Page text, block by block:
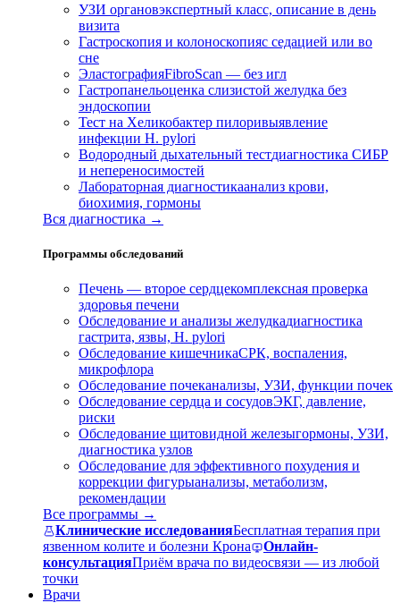
УЗИ органовэкспертный класс, описание в день
визита
Гастроскопия и колоноскопияс седацией или во
сне
ЭластографияFibroScan — без игл
Гастропанельоценка слизистой желудка без
эндоскопии
Тест на Хеликобактер пилоривыявление
инфекции H. pylori
Водородный дыхательный тестдиагностика СИБР
и непереносимостей
Лабораторная диагностикаанализ крови,
биохимия, гормоны
Вся диагностика →
Программы обследований
Печень — второе сердцекомплексная проверка
здоровья печени
Обследование и анализы желудкадиагностика
гастрита, язвы, H. pylori
Обследование кишечникаСРК, воспаления,
микрофлора
Обследование почеканализы, УЗИ, функции почек
Обследование сердца и сосудовЭКГ, давление,
риски
Обследование щитовидной железыгормоны, УЗИ,
диагностика узлов
Обследование для эффективного похудения и
коррекции фигурыанализы, метаболизм,
рекомендации
Все программы →
Клинические исследованияБесплатная терапия при
язвенном колите и болезни Крона
Онлайн-
консультацияПриём врача по видеосвязи — из любой
точки
Врачи